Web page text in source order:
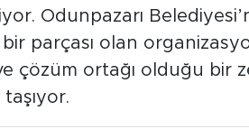
Odunpazarı
parçası olan
çözüm ortağı olduğu bir